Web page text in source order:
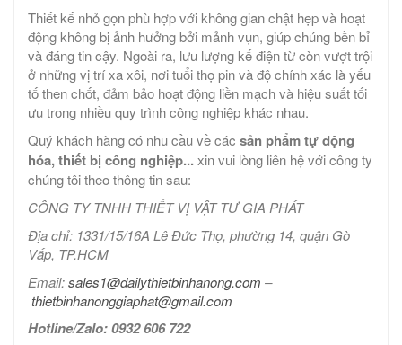
Thiết kế nhỏ gọn phù hợp với không gian chật hẹp và hoạt
động không bị ảnh hưởng bởi mảnh vụn, giúp chúng bền bỉ
và đáng tin cậy. Ngoài ra, lưu lượng kế điện từ còn vượt trội
ở những vị trí xa xôi, nơi tuổi thọ pin và độ chính xác là yếu
tố then chốt, đảm bảo hoạt động liền mạch và hiệu suất tối
ưu trong nhiều quy trình công nghiệp khác nhau.
Quý khách hàng có nhu cầu về các sản phẩm tự động
hóa, thiết bị công nghiệp...xin vui lòng liên hệ với công ty
chúng tôi theo thông tin sau:
CÔNG TY TNHH THIẾT VỊ VẬT TƯ GIA PHÁT
Địa chỉ: 1331/15/16A Lê Đức Thọ, phường 14, quận Gò
Vấp, TP.HCM
Email:sales1@dailythietbinhanong.com –
thietbinhanonggiaphat@gmail.com
Hotline/Zalo: 0932 606 722